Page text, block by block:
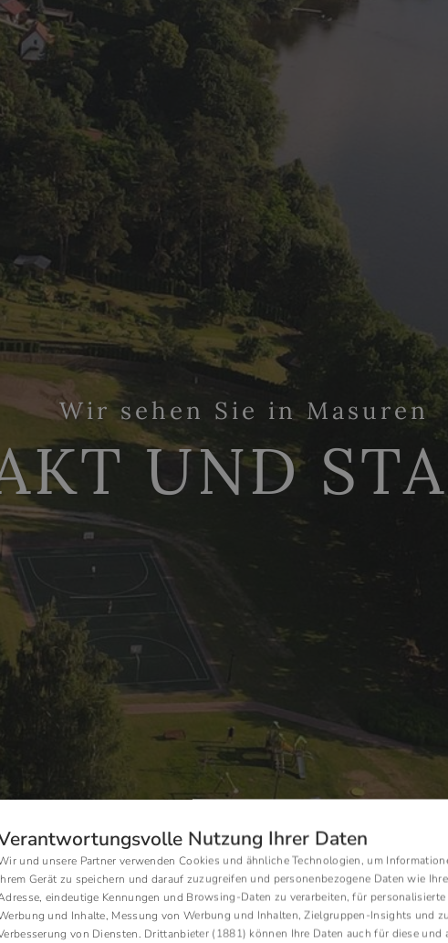
UND
Wir sehen Sie in Masuren
Nutzung Ihrer Daten
und unsere Partner verwenden Cookies und ähnliche Technologien, um
Gerät zu speichern und darauf zuzugreifen und personenbezogene Daten wie
eindeutige Kennungen und Browsing-Daten zu verarbeiten, für personalisierte
und Inhalte, Messung von Werbung und Inhalten, Zielgruppen-Insights und
von Diensten. Drittanbieter (1881) können Ihre Daten auch für diese und